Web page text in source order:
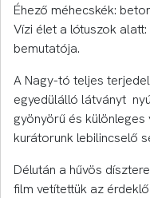
Éhező méhecskék:
Vízi élet a lótuszok
bemutatója.
A Nagy-tó teljes
egyedülálló látványt
gyönyörű és különleges
kurátorunk lebilincselő
Délután a hűvös
film vetítettük az